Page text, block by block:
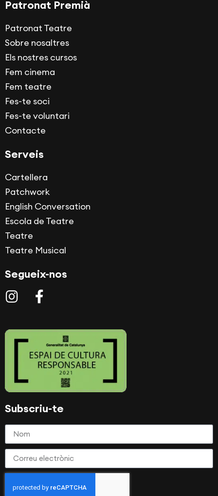
Patronat Premià
Patronat Teatre
Sobre nosaltres
Els nostres cursos
Fem cinema
Fem teatre
Fes-te soci
Fes-te voluntari
Contacte
Serveis
Cartellera
Patchwork
English Conversation
Escola de Teatre
Teatre
Teatre Musical
Segueix-nos
Subscriu-te